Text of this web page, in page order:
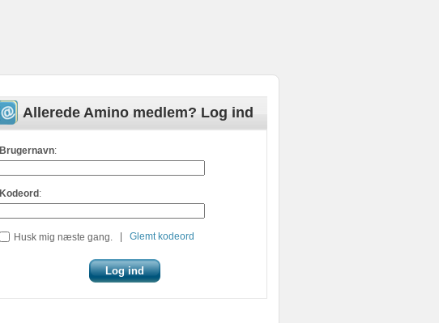
Allerede Amino medlem? Log ind
Brugernavn:
Kodeord :
Husk mig næste gang. Glemt kodeord